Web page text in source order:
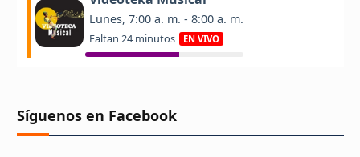
Síguenos en Facebook